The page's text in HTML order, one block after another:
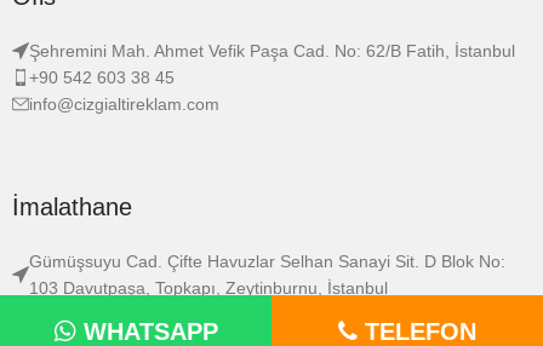
Şehremini Mah. Ahmet Vefik Paşa Cad. No: 62/B Fatih, İstanbul
+90 542 603 38 45
info@cizgialtireklam.com
WHATSAPP TELEFON
İmalathane
Gümüşsuyu Cad. Çifte Havuzlar Selhan Sanayi Sit. D Blok No:
103 Davutpaşa, Topkapı, Zeytinburnu, İstanbul